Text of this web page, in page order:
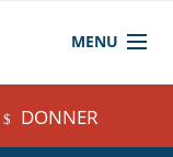
MENU
DONNER